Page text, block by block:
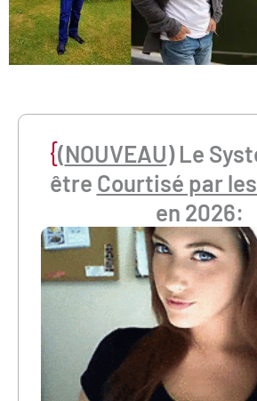
{(NOUVEAU) Le
être Courtisé par
en 2026: